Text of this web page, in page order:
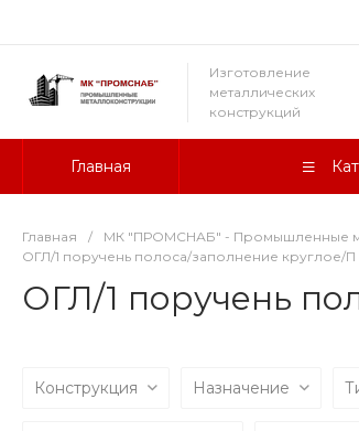
Изготовление
металлических
конструкций
Главная
Главная / МК "ПРОМСНАБ" - Промышленные
ОГЛ/1 поручень полоса/заполнение круглое/П
ОГЛ/1 поручень
Конструкция Назначение